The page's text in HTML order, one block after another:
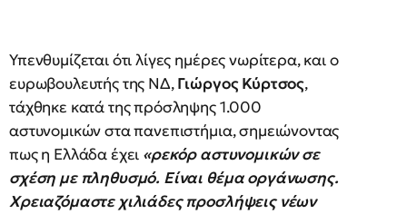
Υπενθυμίζεται ότι λίγες ημέρες νωρίτερα, και ο
ευρωβουλευτής της ΝΔ,Γιώργος Κύρτσος,
τάχθηκε κατά της πρόσληψης 1.000
αστυνομικών στα πανεπιστήμια, σημειώνοντας
πως η Ελλάδα έχει «ρεκόρ αστυνομικών σε
σχέση με πληθυσμό. Είναι θέμα οργάνωσης.
Χρειαζόμαστε χιλιάδες προσλήψεις νέων